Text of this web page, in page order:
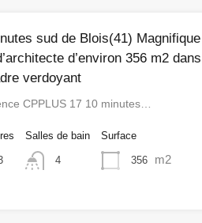
sud de Blois(41) Magnifique
d’environ 356 m2 dans
verdoyant
CPPLUS 17 10 minutes…
Salles de bain
4
Surface
356 m2